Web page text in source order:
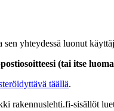
yhteydessä luonut
(tai itse
täällä.
rakennuslehti.fi-sisällöt